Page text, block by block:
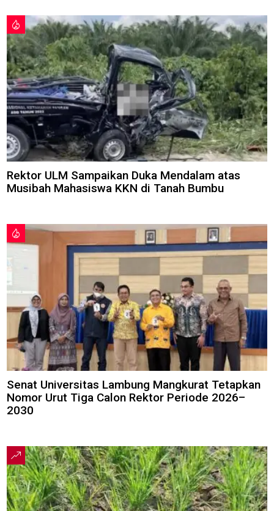
Rektor ULM Sampaikan Duka Mendalam atas
Musibah Mahasiswa KKN di Tanah Bumbu
Senat Universitas Lambung Mangkurat Tetapkan
Nomor Urut Tiga Calon Rektor Periode 2026–
2030